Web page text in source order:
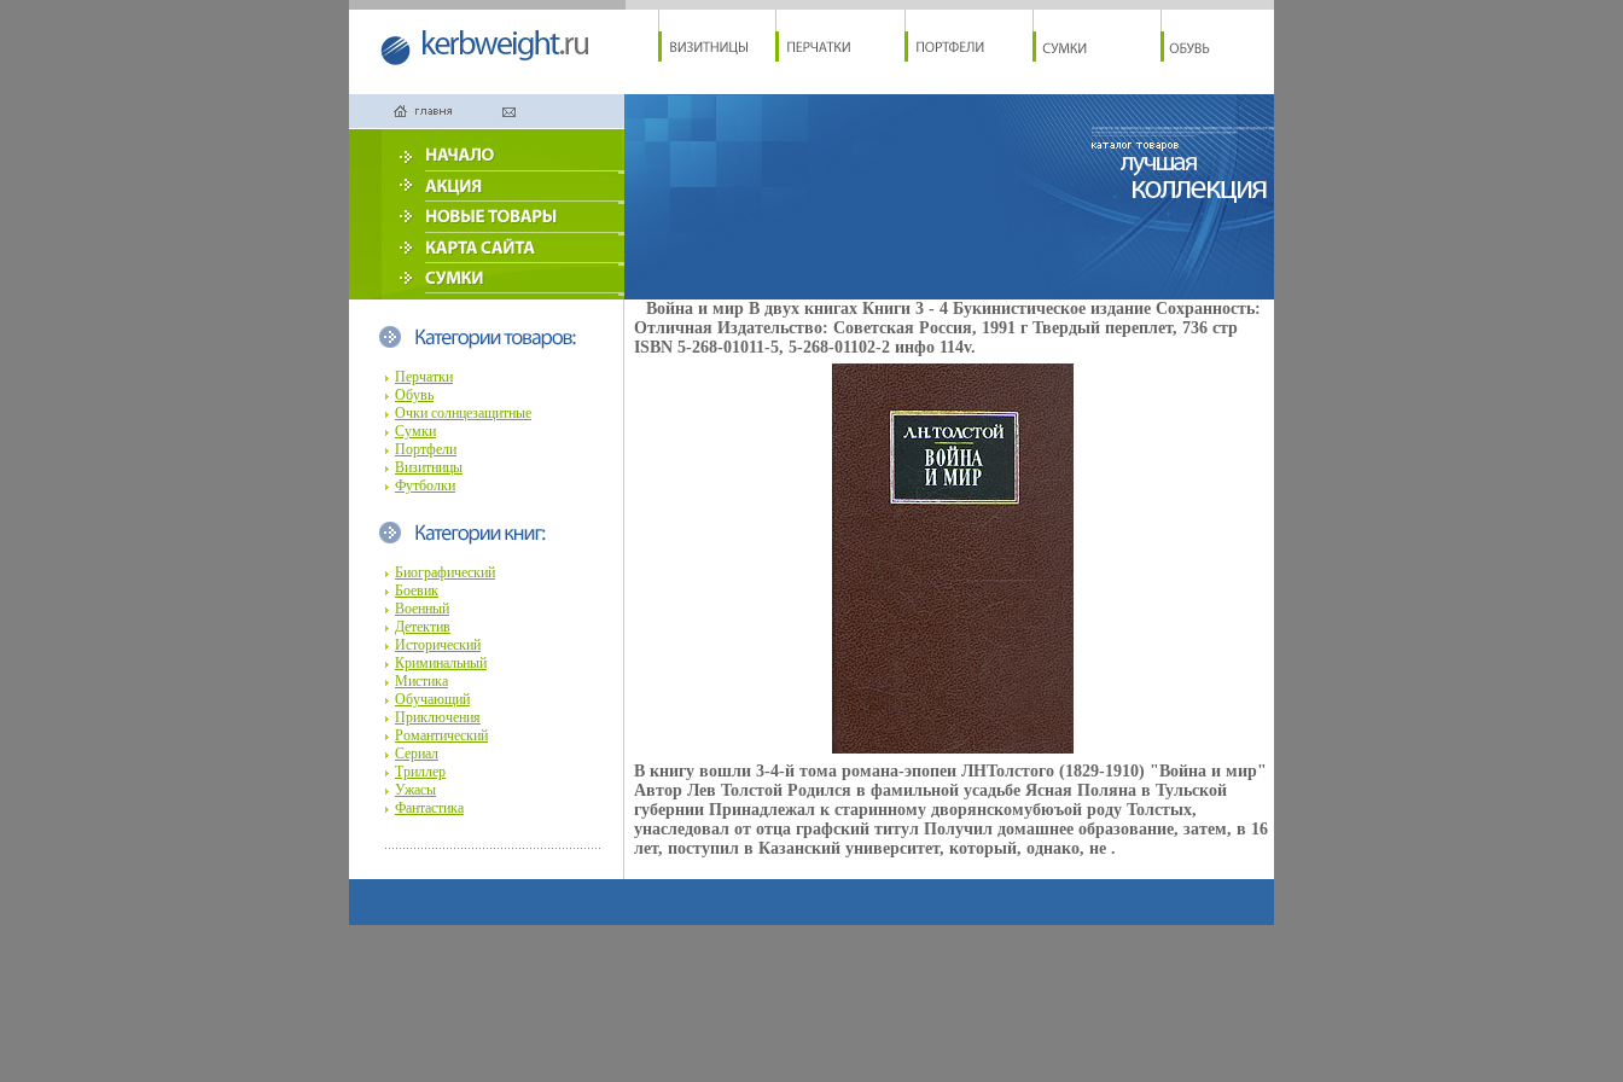
Перчатки
Обувь
Очки солнцезащитные
Сумки
Портфели
Визитницы
Футболки
Война и мир В двух книгах Книги 3 - 4 Букинистическое издание Сохранность:
Отличная Издательство: Советская Россия, 1991 г Твердый переплет, 736 стр
ISBN 5-268-01011-5, 5-268-01102-2 инфо 114v.
В книгу вошли 3-4-й тома романа-эпопеи ЛНТолстого (1829-1910) "Война и мир"
Автор Лев Толстой Родился в фамильной усадьбе Ясная Поляна в Тульской
губернии Принадлежал к старинному дворянскомубюъой роду Толстых,
унаследовал от отца графский титул Получил домашнее образование, затем, в 16
лет, поступил в Казанский университет, который, однако, не .
Биографический
Боевик
Военный
Детектив
Исторический
Криминальный
Мистика
Обучающий
Приключения
Романтический
Сериал
Триллер
Ужасы
Фантастика